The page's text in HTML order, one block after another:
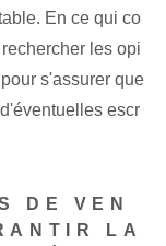
En ce qui co
les opi
s'assurer que
escr
DE VEN
LA